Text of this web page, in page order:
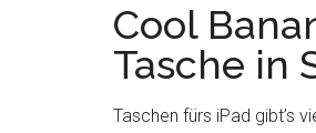
Cool
Tasche in
Taschen fürs iPad gibt’s